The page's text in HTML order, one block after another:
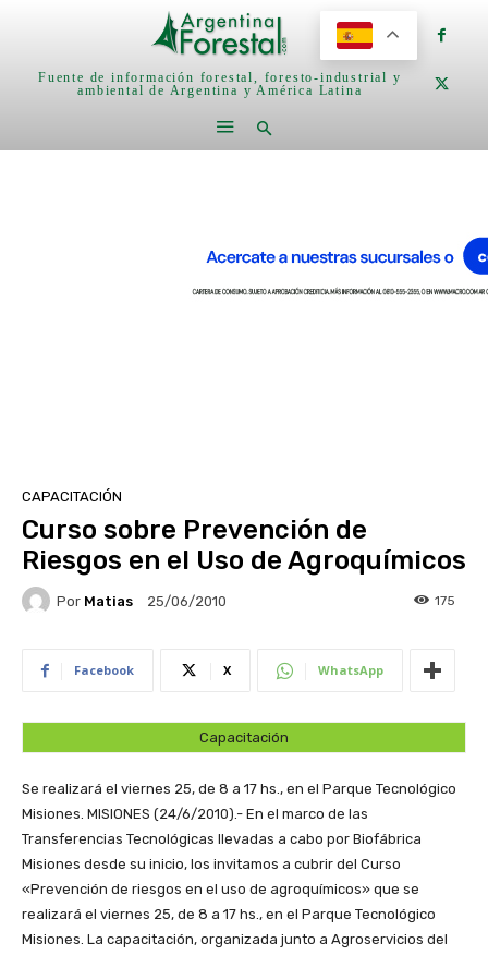
Fuente de información forestal, foresto-industrial y
ambiental de Argentina y América Latina
CAPACITACIÓN
Curso sobre Prevención de
Riesgos en el Uso de Agroquímicos
Por Matias 25/06/2010 175
Facebook X WhatsApp
Capacitación
Se realizará el viernes 25, de 8 a 17 hs., en el Parque Tecnológico
Misiones. MISIONES (24/6/2010).- En el marco de las
Transferencias Tecnológicas llevadas a cabo por Biofábrica
Misiones desde su inicio, los invitamos a cubrir del Curso
«Prevención de riesgos en el uso de agroquímicos» que se
realizará el viernes 25, de 8 a 17 hs., en el Parque Tecnológico
Misiones. La capacitación, organizada junto a Agroservicios del